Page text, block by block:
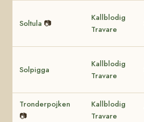
Soltula 📷
Kallblodig
Travare
Solpigga
Kallblodig
Travare
Tronderpojken
📷
Kallblodig
Travare